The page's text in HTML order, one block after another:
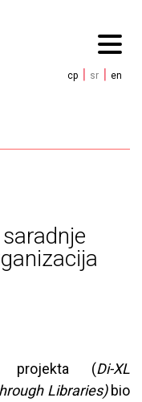
cp | sr | en
projekta (Di-XL
Libraries)bio